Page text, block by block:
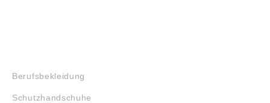
Berufsbekleidung
Schutzhandschuhe